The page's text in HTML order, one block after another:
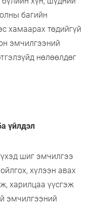
багийн
хамаарах төдийгүй
эмчилгээний
нөлөөлдөг
үйлдэл
шиг эмчилгээ
хүлээн авах
харилцаа үүсгэж
эмчилгээний